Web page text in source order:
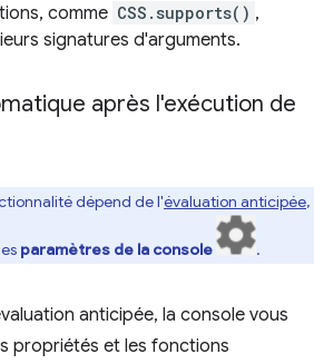
comme CSS.supports() ,
signatures d'arguments.
après l'exécution de
dépend de l'évaluation anticipée,
paramètres de la console .
anticipée, la console vous
propriétés et les fonctions